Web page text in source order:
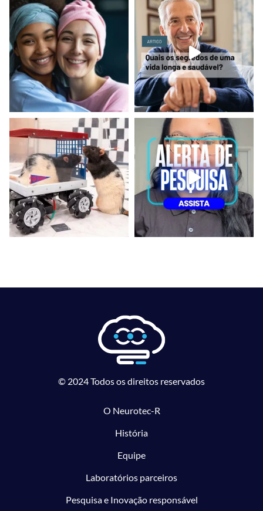
© 2024 Todos os direitos reservados
O Neurotec-R
História
Equipe
Laboratórios parceiros
Pesquisa e Inovação responsável